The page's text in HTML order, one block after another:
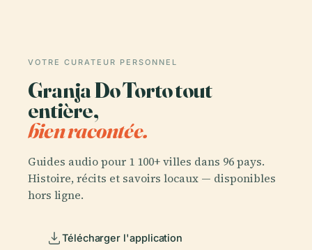
VOTRE CURATEUR PERSONNEL
Granja Do Torto tout
entière,
bien racontée.
Guides audio pour 1 100+ villes dans 96 pays.
Histoire, récits et savoirs locaux — disponibles
hors ligne.
Télécharger l'application